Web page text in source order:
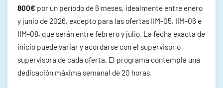
800€ por un período de 6 meses, idealmente entre enero
y junio de 2026, excepto para las ofertas IIM-05, IIM-06 e
IIM-08, que serán entre febrero y julio. La fecha exacta de
inicio puede variar y acordarse con el supervisor o
supervisora de cada oferta. El programa contempla una
dedicación máxima semanal de 20 horas.